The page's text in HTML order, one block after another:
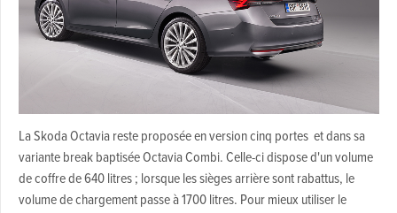
La Skoda Octavia reste proposée en version cinq portes et dans sa
variante break baptisée Octavia Combi. Celle-ci dispose d'un volume
de coffre de 640 litres ; lorsque les sièges arrière sont rabattus, le
volume de chargement passe à 1700 litres. Pour mieux utiliser le